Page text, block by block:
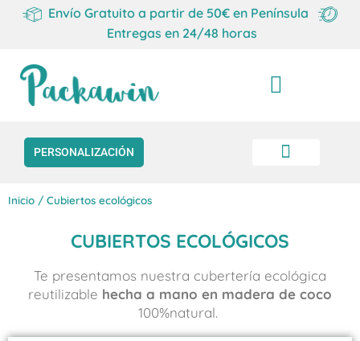
Envío Gratuito a partir de 50€ en Península
Entregas en 24/48 horas
Carrito
PERSONALIZACIÓN
Inicio / Cubiertos ecológicos
CUBIERTOS ECOLÓGICOS
Te presentamos nuestra cubertería ecológica
reutilizable hecha a mano en madera de coco
100%natural.